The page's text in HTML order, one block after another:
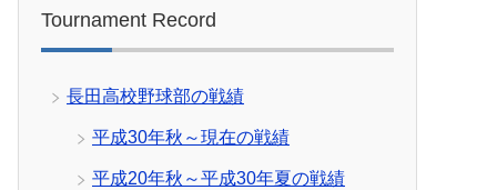
Tournament Record
長田高校野球部の戦績
平成30年秋～現在の戦績
平成20年秋～平成30年夏の戦績